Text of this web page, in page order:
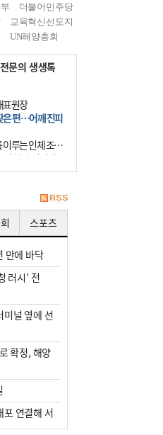
더불어민주당
교육혁신선도지
UN해양총회
전문의 생생톡
표원장
은 편…어깨 진피
루는 인체 조직
말한다. 여기에
증후군, 어깨
스포츠
만에 바닥
러시’ 전
미널 옆에 선
확정, 해양
연결해 서